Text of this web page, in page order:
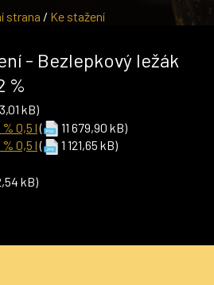
strana / Ke stažení
- Bezlepkový ležák
%
kB)
0,5 l(
11 679,90 kB)
0,5 l(
1 121,65 kB)
kB)